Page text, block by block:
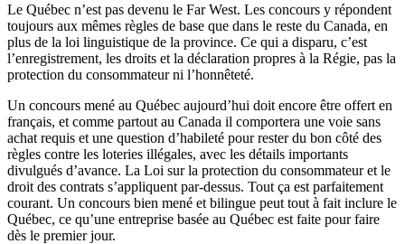
Le Québec n’est pas devenu le Far West. Les concours y répondent
toujours aux mêmes règles de base que dans le reste du Canada, en
plus de la loi linguistique de la province. Ce qui a disparu, c’est
l’enregistrement, les droits et la déclaration propres à la Régie, pas la
protection du consommateur ni l’honnêteté.
Un concours mené au Québec aujourd’hui doit encore être offert en
français, et comme partout au Canada il comportera une voie sans
achat requis et une question d’habileté pour rester du bon côté des
règles contre les loteries illégales, avec les détails importants
divulgués d’avance. La Loi sur la protection du consommateur et le
droit des contrats s’appliquent par-dessus. Tout ça est parfaitement
courant. Un concours bien mené et bilingue peut tout à fait inclure le
Québec, ce qu’une entreprise basée au Québec est faite pour faire
dès le premier jour.